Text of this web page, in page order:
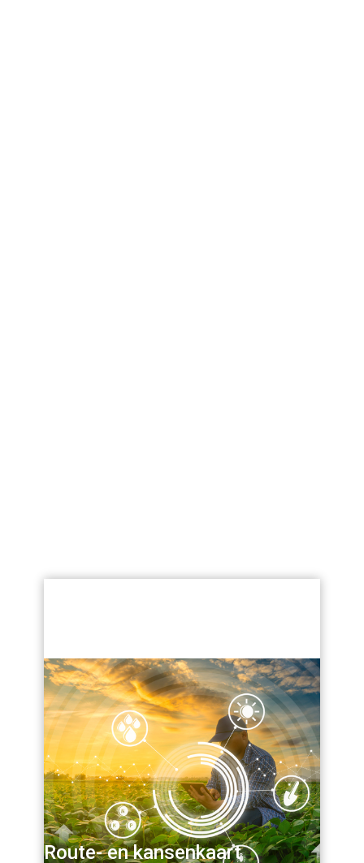
Route- en kansenkaart